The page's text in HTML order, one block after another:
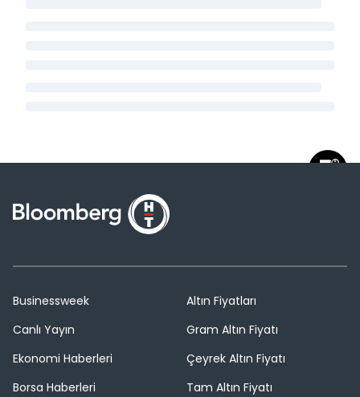
Businessweek
Canlı Yayın
Ekonomi Haberleri
Borsa Haberleri
Altın Fiyatları
Gram Altın Fiyatı
Çeyrek Altın Fiyatı
Tam Altın Fiyatı